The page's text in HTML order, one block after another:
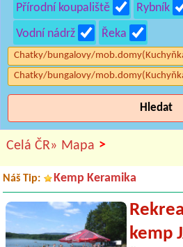
Přírodní koupaliště
Rybník
Vodní nádrž
Řeka
Chatky/bungalovy/
Chatky/bungalovy/
Hledat
Celá ČR» Mapa >
Náš Tip: Kemp Keramika
kemp